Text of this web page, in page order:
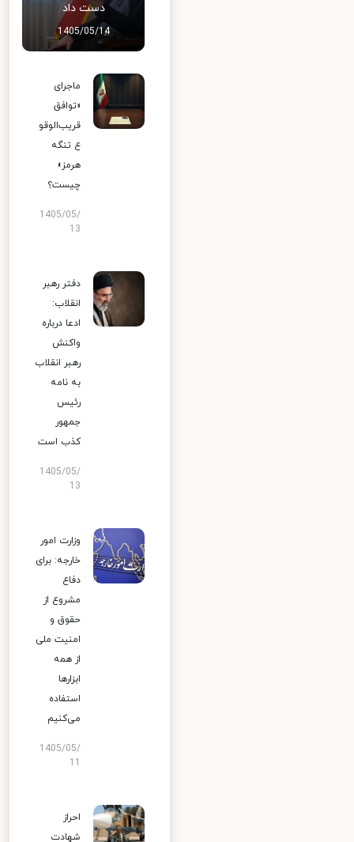
دست داد
1405/05/14
ماجرای
«توافق
قریب‌الوقو
ع تنگه
هرمز»
چیست؟
1405/05/
13
دفتر رهبر
انقلاب:
ادعا درباره
واکنش
رهبر انقلاب
به نامه
رئیس
جمهور
کذب است
1405/05/
13
وزارت امور
خارجه: برای
دفاع
مشروع از
حقوق و
امنیت ملی
از همه
ابزارها
استفاده
می‌کنیم
1405/05/
احراز
شهادت